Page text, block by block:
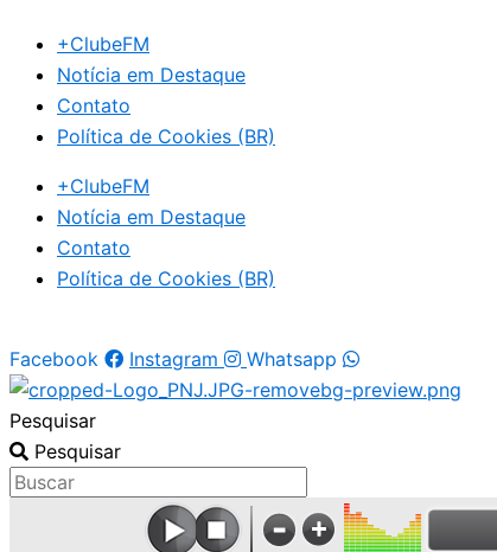
para
conteúdo
+ClubeFM
Notícia em Destaque
Contato
Política de Cookies (BR)
+ClubeFM
Notícia em Destaque
Contato
Política de Cookies (BR)
Facebook Instagram Whatsapp
Pesquisar
Pesquisar